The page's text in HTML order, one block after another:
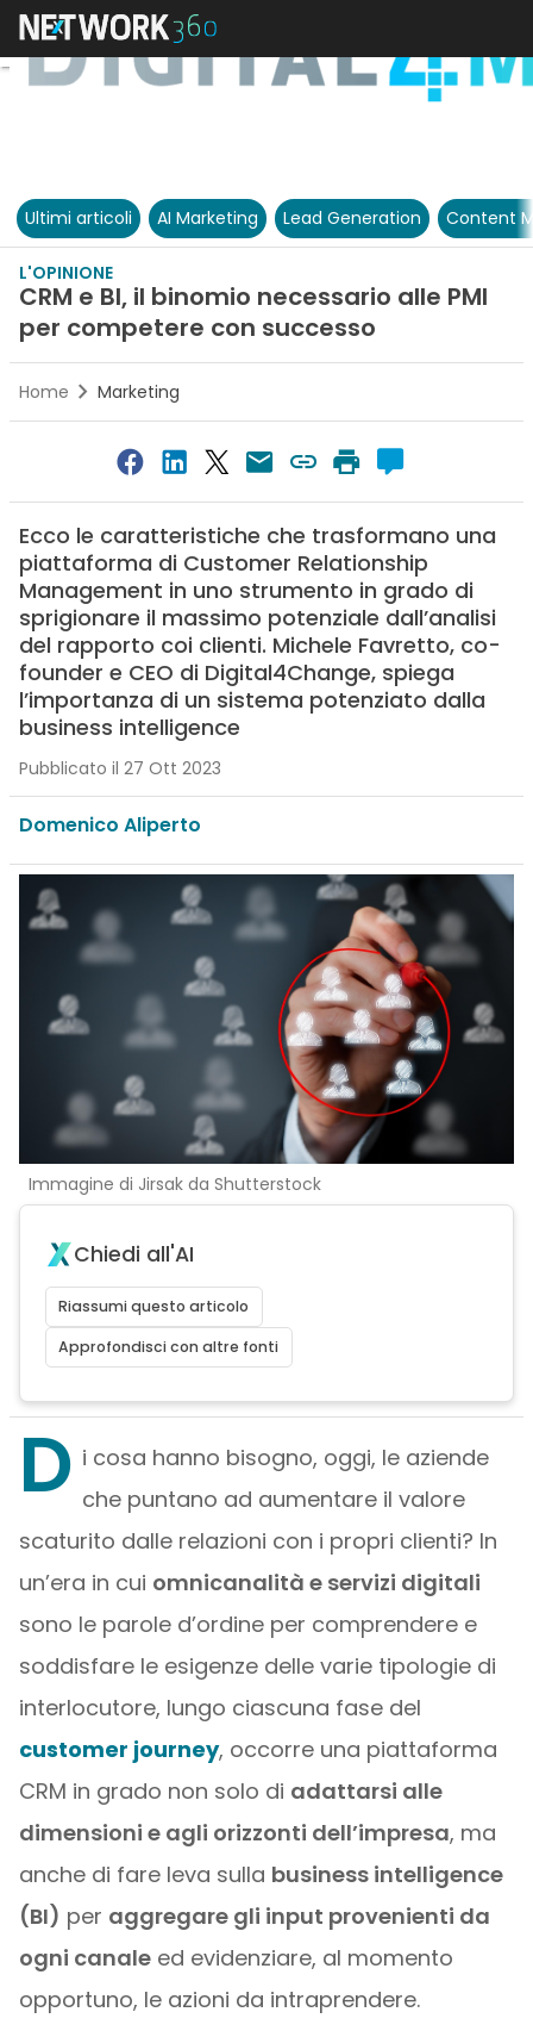
Ultimi articoli AI Marketing Lead Generation Content
L'OPINIONE
CRM e BI, il binomio necessario alle PMI
per competere con successo
Home Marketing
Ecco le caratteristiche che trasformano una
piattaforma di Customer Relationship
Management in uno strumento in grado di
sprigionare il massimo potenziale dall’analisi
del rapporto coi clienti. Michele Favretto, co-
founder e CEO di Digital4Change, spiega
l’importanza di un sistema potenziato dalla
business intelligence
Pubblicato il 27 Ott 2023
Domenico Aliperto
Immagine di Jirsak da Shutterstock
Chiedi all'AI
Riassumi questo articolo
Approfondisci con altre fonti
D i cosa hanno bisogno, oggi, le aziende
che puntano ad aumentare il valore
scaturito dalle relazioni con i propri clienti? In
un’era in cui omnicanalità e servizi digitali
sono le parole d’ordine per comprendere e
soddisfare le esigenze delle varie tipologie di
interlocutore, lungo ciascuna fase del
customer journey, occorre una piattaforma
CRM in grado non solo di adattarsi alle
dimensioni e agli orizzonti dell’impresa, ma
anche di fare leva sulla business intelligence
(BI) per aggregare gli input provenienti da
ogni canaleed evidenziare, al momento
opportuno, le azioni da intraprendere.